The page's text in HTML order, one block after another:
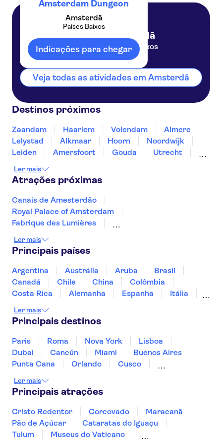
Amsterdam Dungeon
Amsterdã
Países Baixos
Indicações para chegar
Amsterdã
Países Baixos
Veja todas as atividades em Amsterdã
Destinos próximos
Zaandam Haarlem Volendam
Almere
Lelystad
Alkmaar Hoorn
Noordwijk
Leiden
Amersfoort Gouda
Utrecht
Ler mais
Atrações próximas
Canais de Amesterdão
Royal Palace of Amsterdam
Fabrique des Lumières
A'DAM Lookout
Museu Marítimo de Roterdã
Rijksmuseum
Museu Van Gogh
Dam Square
Heineken Experience
Markthal
De Wallen
Ler mais
Principais países
Argentina Austrália Aruba
Brasil
Canadá
Chile China
Colômbia
Costa Rica
Alemanha Espanha
Itália
Panamá
Peru
Ler mais
Principais destinos
Paris Roma Nova York
Lisboa
Dubai
Cancún Miami
Buenos Aires
Punta Cana
Orlando
Cusco
Mendoza
Salvador
Curitiba
Recife Fortaleza
Ler mais
Principais atrações
Cristo Redentor Corcovado
Maracanã
Pão de Açúcar
Cataratas do Iguaçu
Tulum
Museus do Vaticano